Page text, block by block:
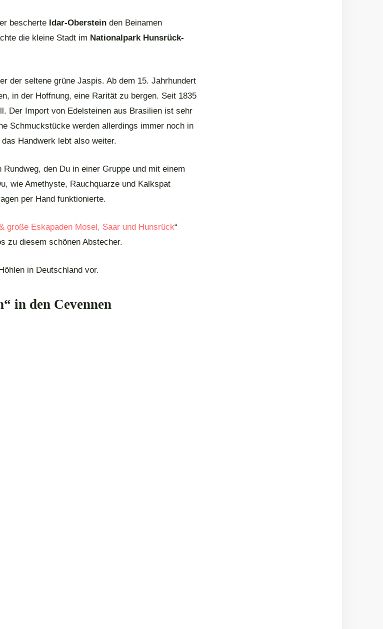
bescherte Idar-Oberstein den Beinamen
die kleine Stadt im Nationalpark Hunsrück-
der seltene grüne Jaspis. Ab dem 15. Jahrhundert
in der Hoffnung, eine Rarität zu bergen. Seit 1835
Der Import von Edelsteinen aus Brasilien ist sehr
Schmuckstücke werden allerdings immer noch in
Handwerk lebt also weiter.
den Du in einer Gruppe und mit einem
wie Amethyste, Rauchquarze und Kalkspat
per Hand funktionierte.
große Eskapaden Mosel, Saar und Hunsrück“
zu diesem schönen Abstecher.
in Deutschland vor.
in den Cevennen